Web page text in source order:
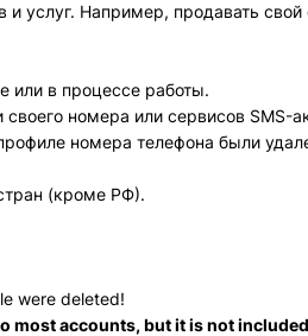
услуг. Например, продавать
или в процессе работы.
номера или сервисов SMS-
номера телефона были
(кроме РФ).
were deleted!
most accounts, but it is not